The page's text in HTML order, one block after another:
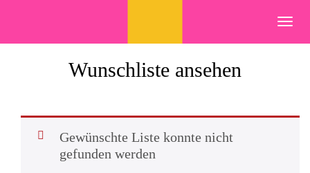
Wunschliste ansehen
Gewünschte Liste konnte nicht
gefunden werden